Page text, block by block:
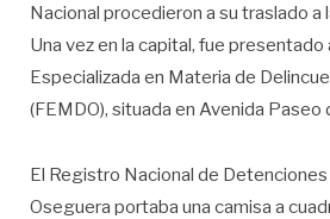
Nacional procedieron a su traslado a
Una vez en la capital, fue presentado
Especializada en Materia de
(FEMDO), situada en Avenida Paseo
El Registro Nacional de
Oseguera portaba una camisa a